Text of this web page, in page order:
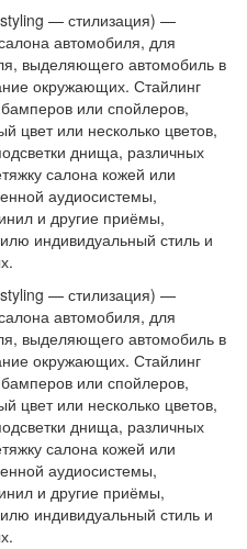
styling — стилизация) —
автомобиля, для
выделяющего автомобиль в
окружающих. Стайлинг
или спойлеров,
цвет или несколько цветов,
днища, различных
салона кожей или
аудиосистемы,
и другие приёмы,
индивидуальный стиль и
styling — стилизация) —
автомобиля, для
выделяющего автомобиль в
окружающих. Стайлинг
или спойлеров,
цвет или несколько цветов,
днища, различных
салона кожей или
аудиосистемы,
и другие приёмы,
индивидуальный стиль и